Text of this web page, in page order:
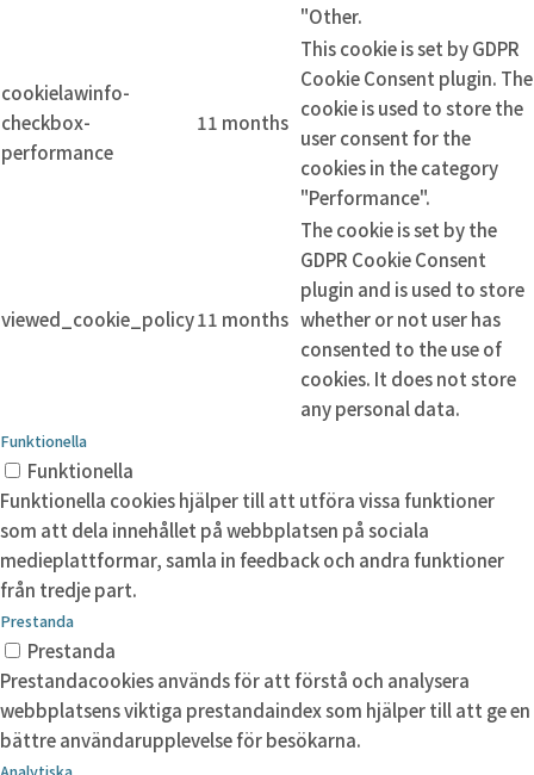
"Other.
cookielawinfo-
checkbox-
performance
11 months
This cookie is set by GDPR
Cookie Consent plugin. The
cookie is used to store the
user consent for the
cookies in the category
"Performance".
viewed_cookie_policy11 months
The cookie is set by the
GDPR Cookie Consent
plugin and is used to store
whether or not user has
consented to the use of
cookies. It does not store
any personal data.
Funktionella
Funktionella
Funktionella cookies hjälper till att utföra vissa funktioner
som att dela innehållet på webbplatsen på sociala
medieplattformar, samla in feedback och andra funktioner
från tredje part.
Prestanda
Prestanda
Prestandacookies används för att förstå och analysera
webbplatsens viktiga prestandaindex som hjälper till att ge en
bättre användarupplevelse för besökarna.
Analytiska